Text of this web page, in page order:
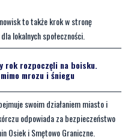
to także krok w stronę
lokalnych społeczności.
rok rozpoczęli na boisku.
mrozu i śniegu
swoim działaniem miasto i
odpowiada za bezpieczeństwo
Osiek i Smętowo Graniczne.